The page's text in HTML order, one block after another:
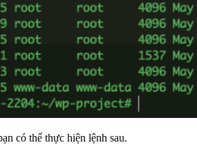
có thể thực hiện lệnh sau.